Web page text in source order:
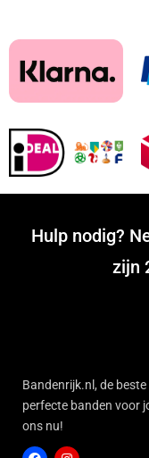
Hulp nodig?
zijn
Bandenrijk.nl, de
perfecte banden voor
ons nu!